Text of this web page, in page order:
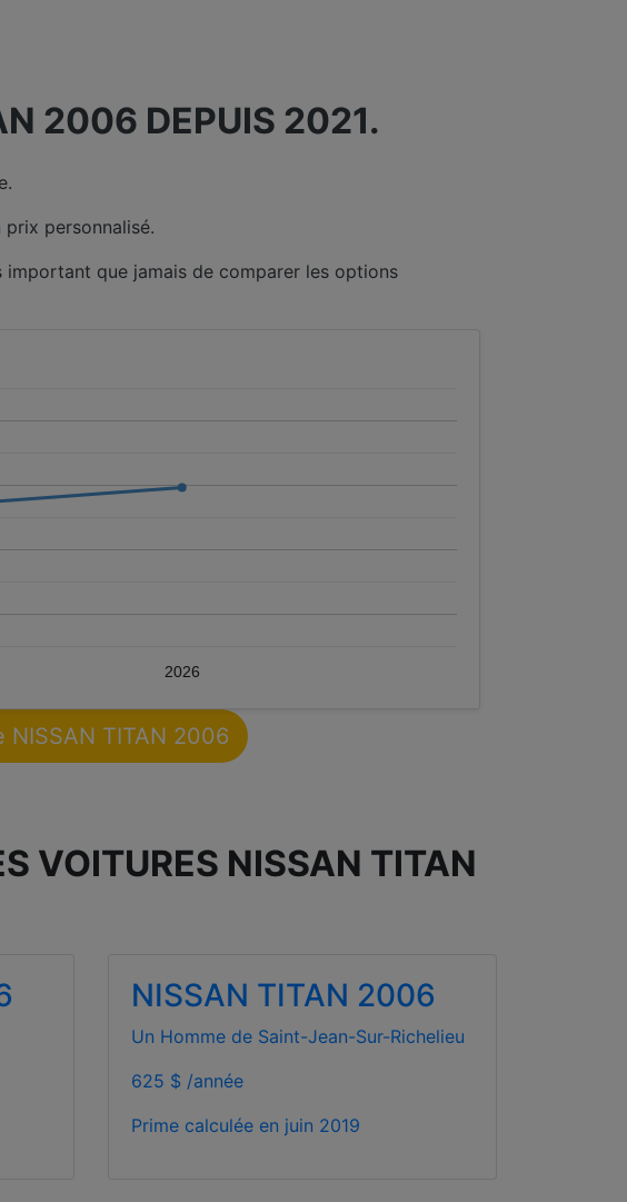
2006 DEPUIS 2021.
personnalisé.
important que jamais de comparer les options
2026
TITAN 2006
VOITURES NISSAN TITAN
NISSAN TITAN 2006
Un Homme de Saint-Jean-Sur-Richelieu
625 $ /année
Prime calculée en juin 2019